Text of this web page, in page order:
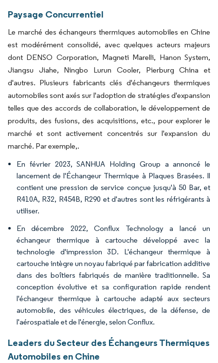
Paysage Concurrentiel
Le marché des échangeurs thermiques automobiles en Chine
est modérément consolidé, avec quelques acteurs majeurs
dont DENSO Corporation, Magneti Marelli, Hanon System,
Jiangsu Jiahe, Ningbo Lurun Cooler, Pierburg China et
d'autres. Plusieurs fabricants clés d'échangeurs thermiques
automobiles sont axés sur l'adoption de stratégies d'expansion
telles que des accords de collaboration, le développement de
produits, des fusions, des acquisitions, etc., pour explorer le
marché et sont activement concentrés sur l'expansion du
marché. Par exemple,.
En février 2023, SANHUA Holding Group a annoncé le
lancement de l'Échangeur Thermique à Plaques Brasées. Il
contient une pression de service conçue jusqu'à 50 Bar, et
R410A, R32, R454B, R290 et d'autres sont les réfrigérants à
utiliser.
En décembre 2022, Conflux Technology a lancé un
échangeur thermique à cartouche développé avec la
technologie d'impression 3D. L'échangeur thermique à
cartouche intègre un noyau fabriqué par fabrication additive
dans des boîtiers fabriqués de manière traditionnelle. Sa
conception évolutive et sa configuration rapide rendent
l'échangeur thermique à cartouche adapté aux secteurs
automobile, des véhicules électriques, de la défense, de
l'aérospatiale et de l'énergie, selon Conflux.
Leaders du Secteur des Échangeurs Thermiques
Automobiles en Chine